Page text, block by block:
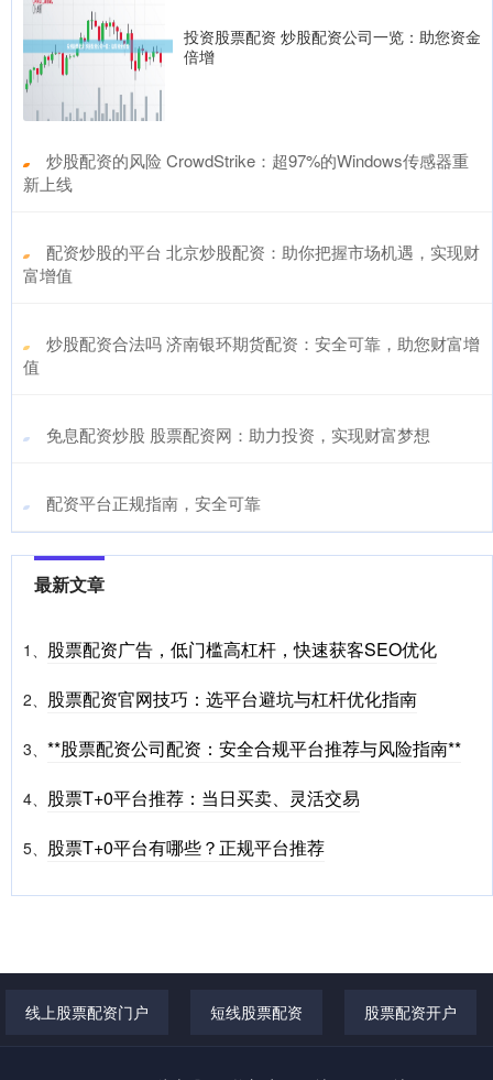
投资股票配资 炒股配资公司一览：助您资金
倍增
​炒股配资的风险 CrowdStrike：超97%的Windows传感器重
新上线
​配资炒股的平台 北京炒股配资：助你把握市场机遇，实现财
富增值
​炒股配资合法吗 济南银环期货配资：安全可靠，助您财富增
值
​免息配资炒股 股票配资网：助力投资，实现财富梦想
​配资平台正规指南，安全可靠
最新文章
1、 股票配资广告，低门槛高杠杆，快速获客SEO优化
2、 股票配资官网技巧：选平台避坑与杠杆优化指南
3、 **股票配资公司配资：安全合规平台推荐与风险指南**
4、 股票T+0平台推荐：当日买卖、灵活交易
5、 股票T+0平台有哪些？正规平台推荐
线上股票配资门户 短线股票配资 股票配资开户